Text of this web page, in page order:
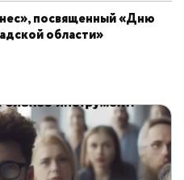
посвященный «Дню
области»